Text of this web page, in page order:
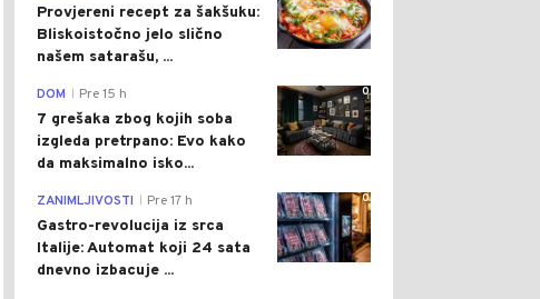
Provjereni recept za šakšuku:
Bliskoistočno jelo slično
našem satarašu, ...
0
DOM Pre 15 h
7 grešaka zbog kojih soba
izgleda pretrpano: Evo kako
da maksimalno isko...
0
ZANIMLJIVOSTI Pre 17 h
Gastro-revolucija iz srca
Italije: Automat koji 24 sata
dnevno izbacuje ...